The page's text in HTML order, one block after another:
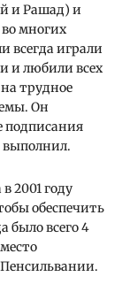
и Рашад) и
многих
всегда играли
и любили всех
трудное
Он
подписания
выполнил.
2001 году
обеспечить
было всего 4